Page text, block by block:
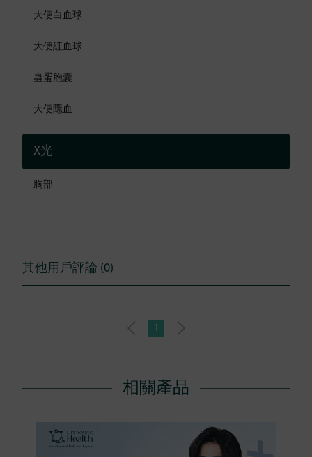
大便白血球
大便紅血球
蟲蛋胞囊
大便隱血
X光
胸部
其他用戶評論 (0)
1
相關產品